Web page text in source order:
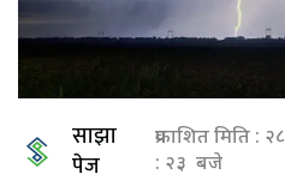
साझा
पेज
प्रकाशित मिति :
: २३ बजे